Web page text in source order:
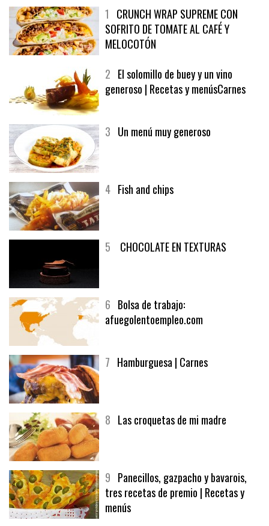
1CRUNCH WRAP SUPREME CON
SOFRITO DE TOMATE AL CAFÉ Y
MELOCOTÓN
2El solomillo de buey y un vino
6Bolsa de trabajo:
9Panecillos, gazpacho y bavarois,
tres recetas de premio | Recetas y